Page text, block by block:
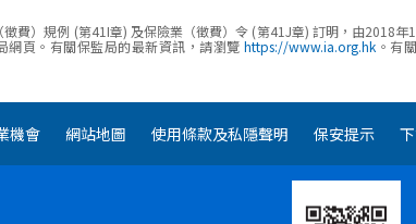
費）規例 (第41I章) 及保險業（徵費）令 (第41J章) 訂明，由2018
網頁。有關保監局的最新資訊，請瀏覽https://www.ia.org.hk 。有
機會 網站地圖 使用條款及私隱聲明 保安提示